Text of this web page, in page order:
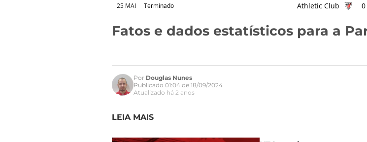
25 MAI Terminado Athletic Club 0
Fatos e dados estatísticos para a
Por Douglas Nunes
Publicado 01:04 de 18/09/2024
Atualizado há 2 anos
LEIA MAIS